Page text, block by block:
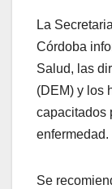
La
Córdoba
Salud, las
(DEM) y los
capacitados
enfermedad.
Se